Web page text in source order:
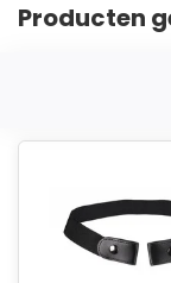
Producten